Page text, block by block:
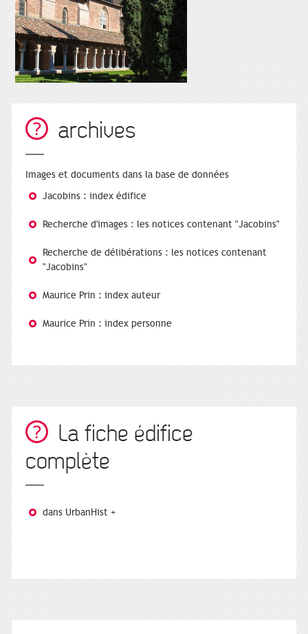
archives
Images et documents dans la base de données
Jacobins : index édifice
Recherche d'images : les notices contenant "Jacobins"
Recherche de délibérations : les notices contenant
"Jacobins"
Maurice Prin : index auteur
Maurice Prin : index personne
La fiche édifice
complète
dans UrbanHist +